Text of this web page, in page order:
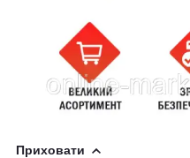
Приховати